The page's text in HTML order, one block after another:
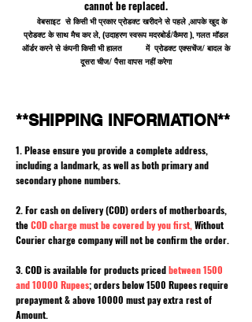
cannot be replaced.
वेबसाइट से किसी भी प्रकार प्रोडक्ट खरीदने से पहले ,आपके खुद के
प्रोडक्ट के साथ मैच कर ले, (उदाहरण स्वरूप मदरबोर्ड/कैमरा ), गलत मॉडल
ऑर्डर करने से कंपनी किसी भी हालत में प्रोडक्ट एक्सचेंज/ बादल के
दूसरा चीज/ पैसा वापस नहीं करेगा
**SHIPPING INFORMATION**
1. Please ensure you provide a complete address,
including a landmark, as well as both primary and
secondary phone numbers.
2. For cash on delivery (COD) orders of motherboards,
theCOD charge must be covered by you first, Without
Courier charge company will not be confirm the order.
3. COD is available for products pricedbetween 1500
and 10000 Rupees; orders below 1500 Rupees require
prepayment & above 10000 must pay extra rest of
Amount.